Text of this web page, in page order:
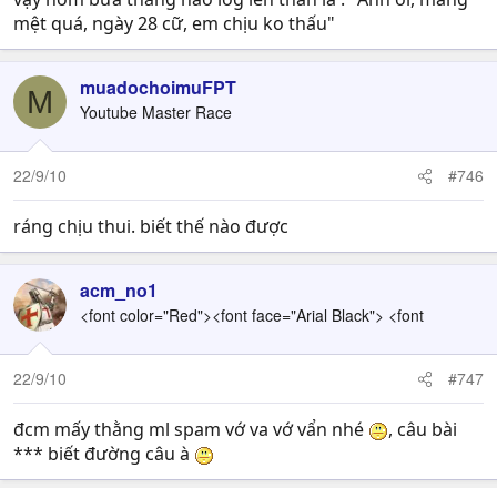
mệt quá, ngày 28 cữ, em chịu ko thấu"
M muadochoimuFPT
Youtube Master Race
22/9/10 #746
ráng chịu thui. biết thế nào được
acm_no1
<font color="Red"><font face="Arial Black"> <font
22/9/10 #747
đcm mấy thằng ml spam vớ va vớ vẩn nhé
, câu bài
*** biết đường câu à